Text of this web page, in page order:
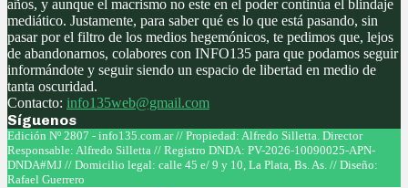
años, y aunque el macrismo no este en el poder continúa el blindaje
mediático. Justamente, para saber qué es lo que está pasando, sin
pasar por el filtro de los medios hegemónicos, te pedimos que, lejos
de abandonarnos, colabores con INFO135 para que podamos seguir
informándote y seguir siendo un espacio de libertad en medio de
tanta oscuridad.
Contacto: info135web@gmail.com
Síguenos
Facebook
Twitter
Instagram
Youtube
Edición Nº 2807 - info135.com.ar // Propiedad: Alfredo Silletta. Director
Responsable: Alfredo Silletta // Registro DNDA: PV-2026-10090025-APN-
DNDA#MJ // Domicilio legal: calle 45 e/ 9 y 10, La Plata, Bs. As. // Diseño:
Rafael Guerrero